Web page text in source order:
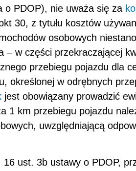
o PDOP), nie uważa się za
30, z tytułu kosztów
osobowych
– w części przekraczającej
przebiegu pojazdu dla
określonej w odrębnych
jest obowiązany prowadzić
1 km przebiegu pojazdu
uwzględniającą
16 ust. 3b ustawy o PDOP,